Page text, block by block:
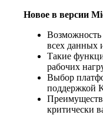
Новое в версии
Возможность
всех данных
Такие
рабочих
Выбор
поддержкой
критически